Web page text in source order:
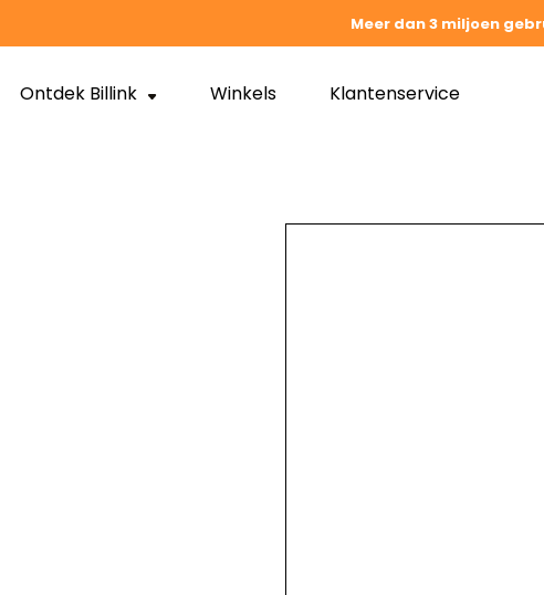
Meer dan 3 miljoen
Ontdek Billink Winkels Klantenservice